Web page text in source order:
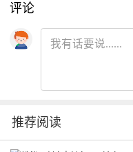
评论
推荐阅读